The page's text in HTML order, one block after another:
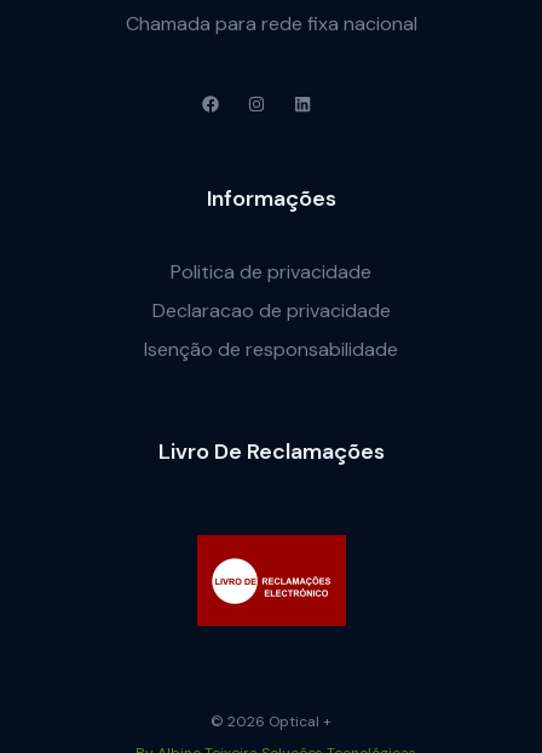
Chamada para rede fixa nacional
Informações
Politica de privacidade
Declaracao de privacidade
Isenção de responsabilidade
Livro De Reclamações
© 2026 Optical +